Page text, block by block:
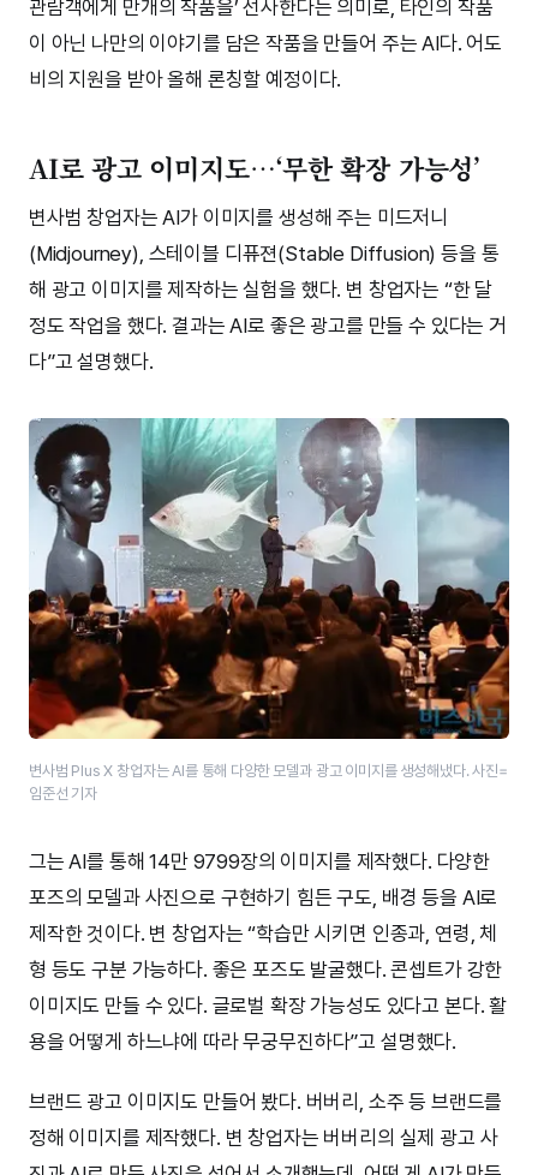
관람객에게 만개의 작품을’ 선사한다는 의미로, 타인의 작품
이 아닌 나만의 이야기를 담은 작품을 만들어 주는 AI다. 어도
비의 지원을 받아 올해 론칭할 예정이다.
AI로 광고 이미지도…‘무한 확장 가능성’
변사범 창업자는 AI가 이미지를 생성해 주는 미드저니
(Midjourney), 스테이블 디퓨젼(Stable Diffusion) 등을 통
해 광고 이미지를 제작하는 실험을 했다. 변 창업자는 “한 달
정도 작업을 했다. 결과는 AI로 좋은 광고를 만들 수 있다는 거
다”고 설명했다.
변사범 ​Plus X ​창업자는 AI를 통해 다양한 모델과 광고 이미지를 생성해냈다. 사진=
임준선 기자
그는 AI를 통해 14만 9799장의 이미지를 제작했다. 다양한
포즈의 모델과 사진으로 구현하기 힘든 구도, 배경 등을 AI로
제작한 것이다. 변 창업자는 “학습만 시키면 인종과, 연령, 체
형 등도 구분 가능하다. 좋은 포즈도 발굴했다. 콘셉트가 강한
이미지도 만들 수 있다. 글로벌 확장 가능성도 있다고 본다. 활
용을 어떻게 하느냐에 따라 무궁무진하다”고 설명했다.
브랜드 광고 이미지도 만들어 봤다. 버버리, 소주 등 브랜드를
정해 이미지를 제작했다. 변 창업자는 버버리의 실제 광고 사